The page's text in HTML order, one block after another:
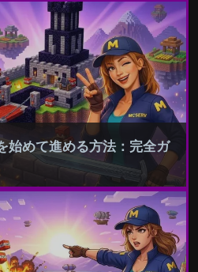
めて進める方法：完全ガ